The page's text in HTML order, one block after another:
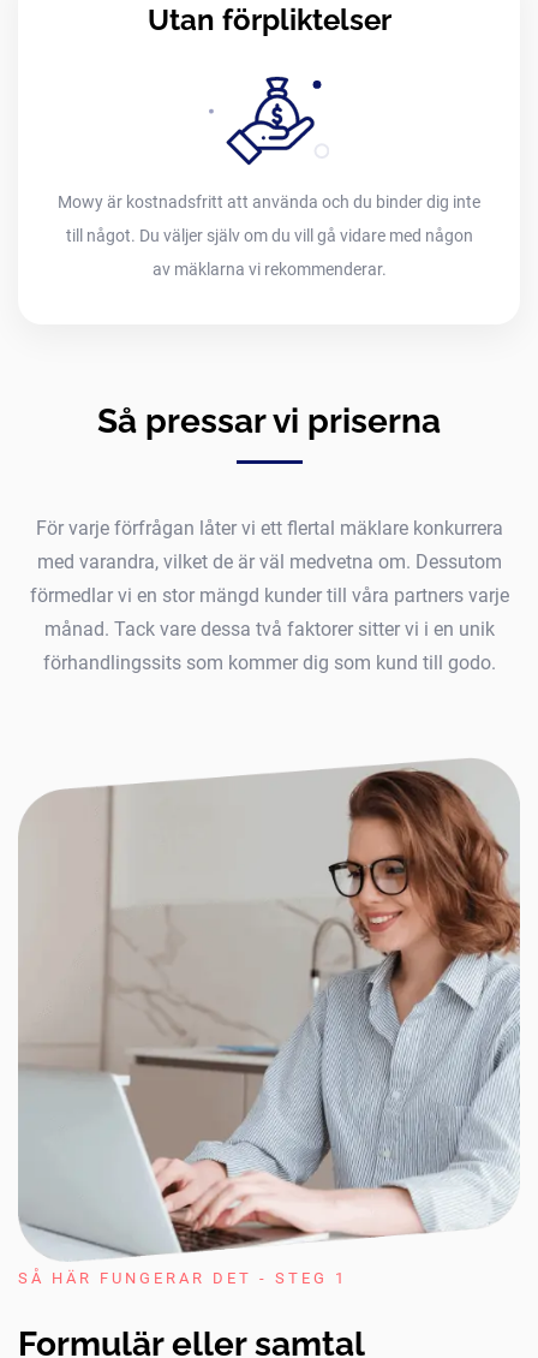
Utan förpliktelser
Mowy är kostnadsfritt att använda och du binder dig inte
till något. Du väljer själv om du vill gå vidare med någon
av mäklarna vi rekommenderar.
Så pressar vi priserna
För varje förfrågan låter vi ett flertal mäklare konkurrera
med varandra, vilket de är väl medvetna om. Dessutom
förmedlar vi en stor mängd kunder till våra partners varje
månad. Tack vare dessa två faktorer sitter vi i en unik
förhandlingssits som kommer dig som kund till godo.
SÅ HÄR FUNGERAR DET - STEG 1
Formulär eller samtal